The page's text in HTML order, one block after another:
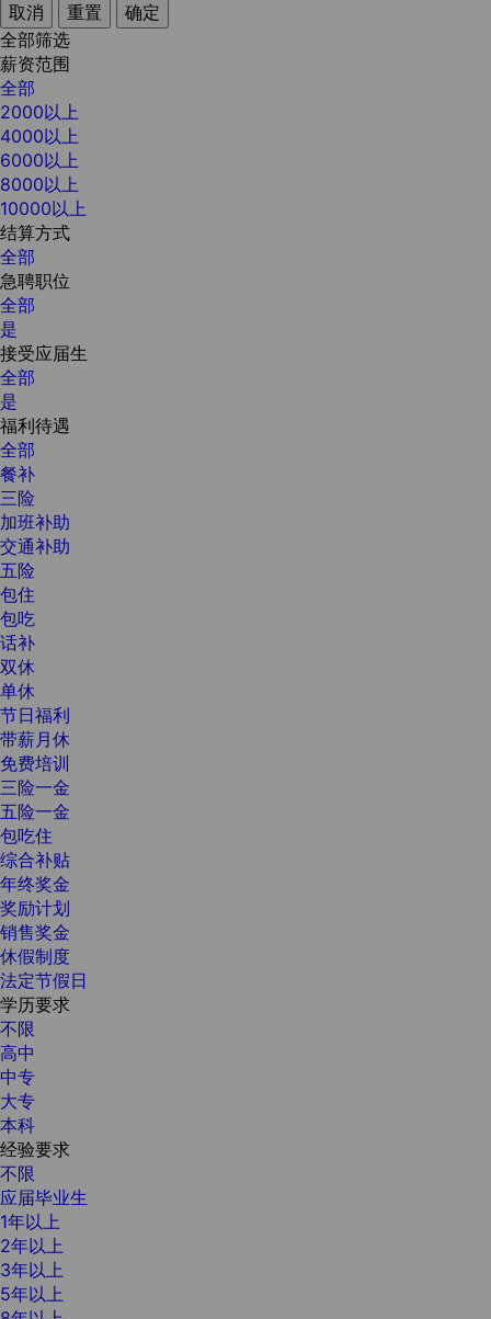
取消 重置
确定
全部筛选
薪资范围
全部
2000以上
4000以上
6000以上
8000以上
10000以上
结算方式
全部
急聘职位
全部
是
接受应届生
全部
是
福利待遇
全部
餐补
三险
加班补助
交通补助
五险
包住
包吃
话补
双休
单休
节日福利
带薪月休
免费培训
三险一金
五险一金
包吃住
综合补贴
年终奖金
奖励计划
销售奖金
休假制度
法定节假日
学历要求
不限
高中
中专
大专
本科
经验要求
不限
应届毕业生
1年以上
2年以上
3年以上
5年以上